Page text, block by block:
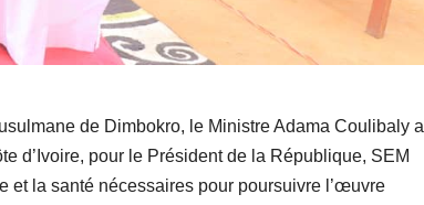
de Dimbokro, le Ministre Adama Coulibaly a
d’Ivoire, pour le Président de la République, SEM
et la santé nécessaires pour poursuivre l’œuvre